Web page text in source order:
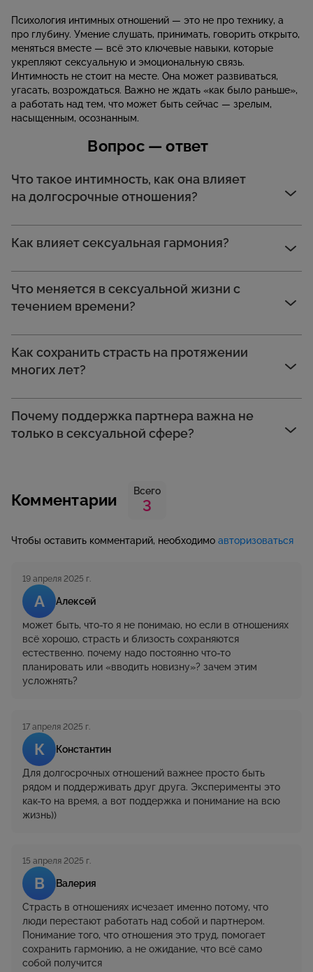
Психология интимных отношений — это не про технику, а
про глубину. Умение слушать, принимать, говорить открыто,
меняться вместе — всё это ключевые навыки, которые
укрепляют сексуальную и эмоциональную связь.
Интимность не стоит на месте. Она может развиваться,
угасать, возрождаться. Важно не ждать «как было раньше»,
а работать над тем, что может быть сейчас — зрелым,
насыщенным, осознанным.
Вопрос — ответ
Что такое интимность, как она влияет
на долгосрочные отношения?
Как влияет сексуальная гармония?
Что меняется в сексуальной жизни с
течением времени?
Как сохранить страсть на протяжении
многих лет?
Почему поддержка партнера важна не
только в сексуальной сфере?
Комментарии Всего
3
Чтобы оставить комментарий, необходимо авторизоваться
А Алексей
19 апреля 2025 г.
может быть, что-то я не понимаю, но если в отношениях
всё хорошо, страсть и близость сохраняются
естественно. почему надо постоянно что-то
планировать или «вводить новизну»? зачем этим
усложнять?
К Константин
17 апреля 2025 г.
Для долгосрочных отношений важнее просто быть
рядом и поддерживать друг друга. Эксперименты это
как-то на время, а вот поддержка и понимание на всю
жизнь))
В Валерия
15 апреля 2025 г.
Страсть в отношениях исчезает именно потому, что
люди перестают работать над собой и партнером.
Понимание того, что отношения это труд, помогает
сохранить гармонию, а не ожидание, что всё само
собой получится